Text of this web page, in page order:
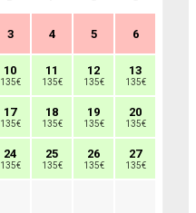
3 4 5 6
10
135€
11
135€
12
135€
13
135€
17
135€
18
135€
19
135€
20
135€
24
135€
25
135€
26
135€
27
135€